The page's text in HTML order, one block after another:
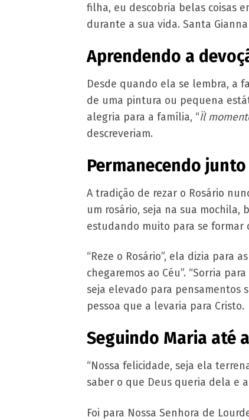
filha, eu descobria belas coisas
durante a sua vida. Santa
Aprendendo a
Desde quando ela se lembra, a
de uma pintura ou pequena
alegria para a família, “Ïl
descreveriam.
Permanecendo
A tradição de rezar o Rosário
um rosário, seja na sua
estudando muito para se formar
“Reze o Rosário”, ela dizia para
chegaremos ao Céu”. “Sorria
seja elevado para pensamentos
pessoa que a levaria para Cristo.
Seguindo Maria até
“Nossa felicidade, seja ela
saber o que Deus queria dela e
Foi para Nossa Senhora de